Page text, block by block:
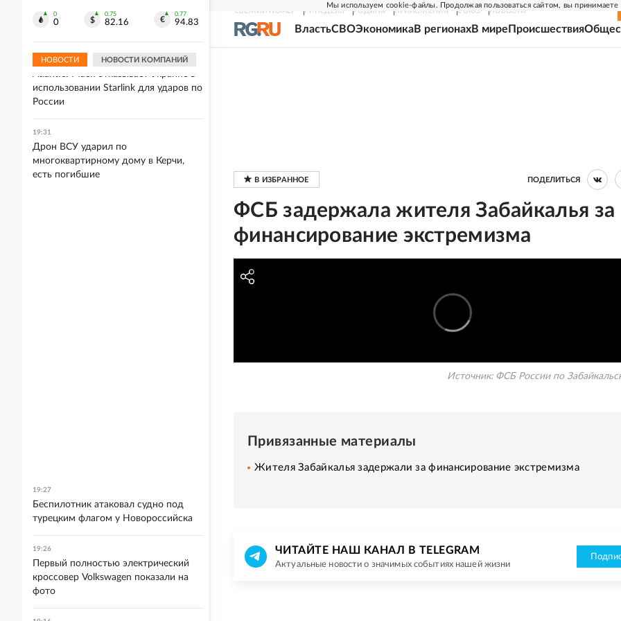
Мы используем cookie-файлы. Продолжая пользоваться сайтом, вы принимаете
СВЕЖИЙ НОМЕР РГ-НЕДЕЛЯ РОДИНА ПРИЛОЖЕНИЯ СОЮЗ НОВОСТИ
ВластьСВОЭкономикаВ регионахВ мире Происшествия
ПОДЕЛИТЬСЯ
ФСБ задержала жителя Забайкалья за
финансирование экстремизма
Источник: ФСБ России по
Привязанные материалы
Жителя Забайкалья задержали за финансирование экстремизма
ЧИТАЙТЕ НАШ КАНАЛ В TELEGRAM
Актуальные новости о значимых событиях нашей жизни
0
0
0.75
82.16
0.77
94.83
НОВОСТИ НОВОСТИ КОМПАНИЙ
благоустроили прибрежную зону
19:34
Atlantic: Маск отказывает Украине в
использовании Starlink для ударов по
России
19:31
Дрон ВСУ ударил по
многоквартирному дому в Керчи,
есть погибшие
19:27
Беспилотник атаковал судно под
турецким флагом у Новороссийска
19:26
Первый полностью электрический
кроссовер Volkswagen показали на
фото